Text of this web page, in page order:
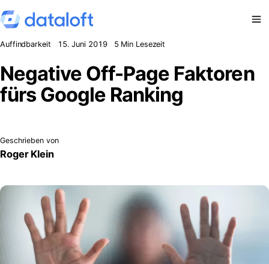
Zum Inhalt springen
Auffindbarkeit 15. Juni 2019 5 Min Lesezeit
Negative Off-Page Faktoren
fürs Google Ranking
Geschrieben von
Roger Klein